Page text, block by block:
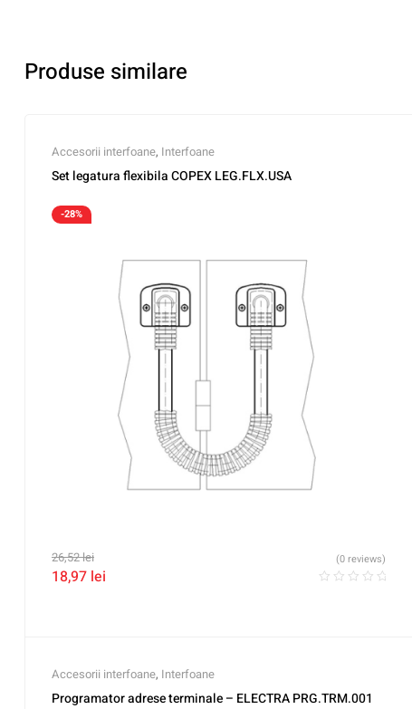
Produse similare
Accesorii interfoane, Interfoane
Set legatura flexibila COPEX LEG.FLX.USA
-28%
26,52lei
18,97 lei
(0 reviews)
Accesorii interfoane, Interfoane
Programator adrese terminale – ELECTRA PRG.TRM.001